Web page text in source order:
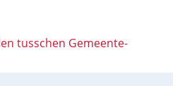
tusschen Gemeente-